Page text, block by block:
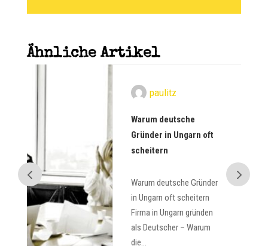
Ähnliche Artikel
Gründer in Ungarn oft
scheitern
Warum deutsche Gründer
in Ungarn oft scheitern
Firma in Ungarn gründen
als Deutscher – Warum
die...